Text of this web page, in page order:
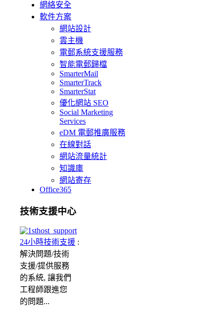
網絡安全
軟件方案
網站設計
雲主機
電郵系統支援服務
智能電郵歸檔
SmarterMail
SmarterTrack
SmarterStat
優化網站 SEO
Social Marketing
Services
eDM 電郵推廣服務
在線對話
網站流量統計
知識庫
網站寄存
Office365
技術支援中心
24小時技術支援 :
解決問題/技術
支援/提供服務
的系統, 讓我們
工程師跟進您
的問題...